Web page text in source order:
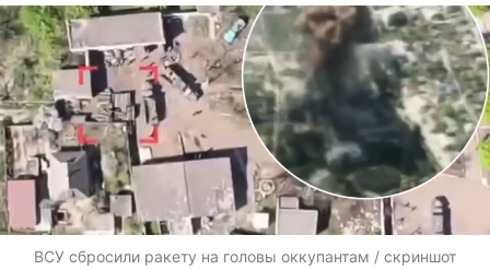
ВСУ сбросили ракету на головы оккупантам / скриншот